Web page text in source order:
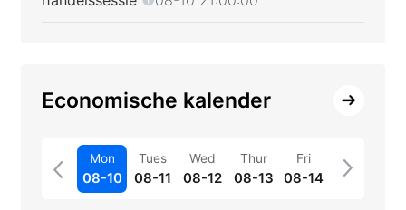
Economische kalender
Mon
08-10
Tues
08-11
Wed
08-12
Thur
08-13
Fri
08-14